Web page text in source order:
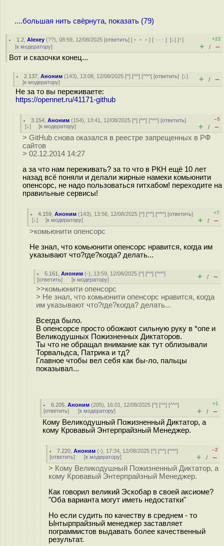
....большая нить свёрнута, показать (79)
1.2 ,Alexey (??), 08:59, 12/08/2025 [ответить] [ ﹢﹢﹢] [ · · ·][↓] [↑]
[к модератору]
+22
+ / –
Вот и сказочки конец...
2.137 ,Аноним (143), 13:08, 12/08/2025 [^] [^^] [^^^] [ответить][↓]
[к модератору] + / –
Не за то вы переживаете:
https://opennet.ru/41171-github
3.154 ,Аноним (154), 13:41, 12/08/2025 [^] [^^] [^^^] [ответить]
[↓] [к модератору]
–5
+ / –
> GitHub снова оказался в реестре запрещенных в РФ
сайтов
> 02.12.2014 14:27
а за что нам переживать? за то что в РКН ещё 10 лет
назад всё поняли и делали жирные намеки комьюнити
опенсорс, не надо пользоваться гитхабом! переходите на
правильные сервисы!
4.159 ,Аноним (143), 13:56, 12/08/2025 [^] [^^] [^^^] [ответить]
[↓] [к модератору]
+7
+ / –
>комьюнити опенсорс
Не знал, что комьюнити опенсорс нравится, когда им
указывают что?где?когда? делать...
5.161 ,Аноним (-), 13:59, 12/08/2025 [^] [^^] [^^^]
[ответить] [к модератору] + / –
>>комьюнити опенсорс
> Не знал, что комьюнити опенсорс нравится, когда
им указывают что?где?когда? делать...
Всегда было.
В опенсорсе просто обожают сильную руку в *опе и
Великодушных Пожизненных Диктаторов.
Ты что не обращал внимание как тут облизывали
Торвальдса, Патрика и тд?
Главное чтобы вел себя как бы-ло, пальцы
показывал...
6.205 ,Аноним (205), 16:01, 12/08/2025 [^] [^^] [^^^]
[ответить] [к модератору]
+1
+ / –
Кому Великодушный Пожизненный Диктатор, а
кому Кровавый Энтерпрайзный Менеджер.
7.220 ,Аноним (-), 17:34, 12/08/2025 [^] [^^] [^^^]
[ответить] [к модератору]
–2
+ / –
> Кому Великодушный Пожизненный Диктатор, а
кому Кровавый Энтерпрайзный Менеджер.
Как говорил великий Эскобар в своей аксиоме?
"Оба варианта могут иметь недостатки"
Но если судить по качеству в среднем - то
Ынтырпрайзный менеджер заставляет
пограммистов выдавать более качественный
результат.